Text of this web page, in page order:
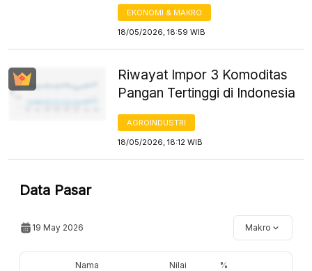
EKONOMI & MAKRO
18/05/2026, 18:59 WIB
Riwayat Impor 3 Komoditas
Pangan Tertinggi di Indonesia
AGROINDUSTRI
18/05/2026, 18:12 WIB
Data Pasar
19 May 2026 Makro
Nama Nilai %